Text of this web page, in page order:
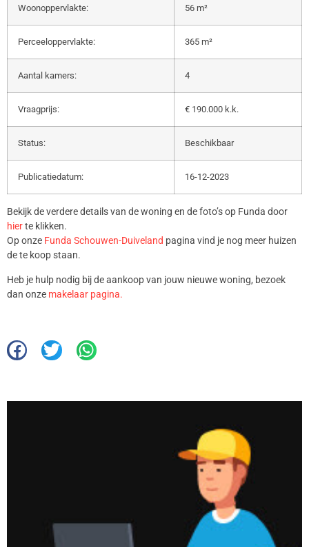
Woonoppervlakte: 56 m²
Perceeloppervlakte: 365 m²
Aantal kamers: 4
Vraagprijs: € 190.000 k.k.
Status: Beschikbaar
Publicatiedatum: 16-12-2023
Bekijk de verdere details van de woning en de foto’s op Funda door
hierte klikken.
Op onze Funda Schouwen-Duiveland pagina vind je nog meer huizen
de te koop staan.
Heb je hulp nodig bij de aankoop van jouw nieuwe woning, bezoek
dan onze makelaar pagina.